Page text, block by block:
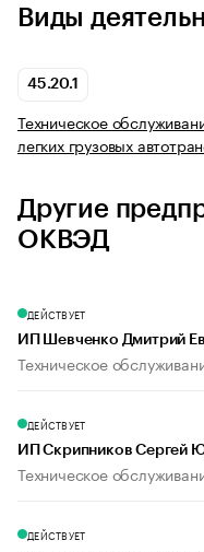
Виды
45.20.1
Техническое
легких грузовых
Другие
ОКВЭД
ДЕЙСТВУЕТ
ИП Шевченко Дмитрий
Техническое
ДЕЙСТВУЕТ
ИП Скрипников Сергей
Техническое
ДЕЙСТВУЕТ